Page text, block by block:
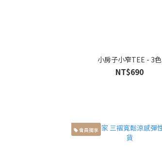
小房子小窄TEE - 3色
NT$690
會員獨享